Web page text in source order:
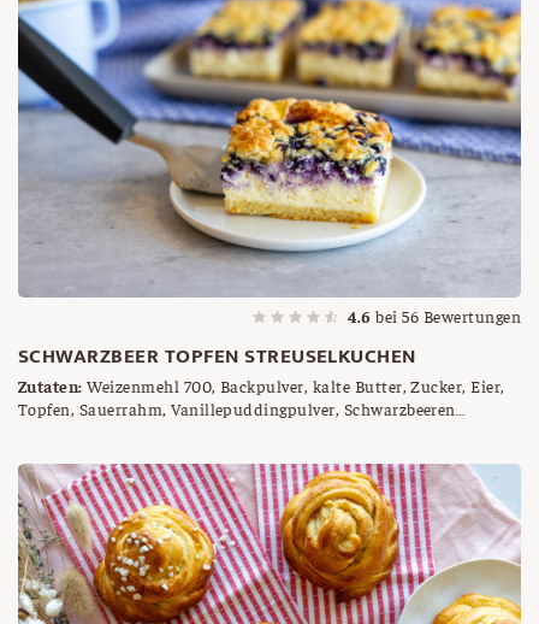
4.6 bei56 Bewertungen
SCHWARZBEER TOPFEN STREUSELKUCHEN
Zutaten: Weizenmehl 700, Backpulver, kalte Butter, Zucker, Eier,
Topfen, Sauerrahm, Vanillepuddingpulver, Schwarzbeeren